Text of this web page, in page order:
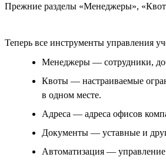
Прежние разделы «Менеджеры»,
Теперь все инструменты управления
Менеджеры — сотрудники,
Квоты — настраиваемые
в одном месте.
Адреса — адреса офисов
Документы — уставные и
Автоматизация —